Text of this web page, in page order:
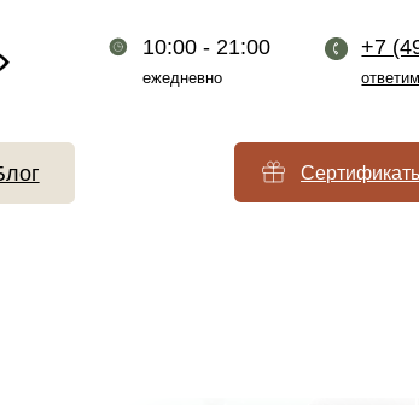
Сертификаты
+7 (499) 110-54-29
10:00 - 21:00